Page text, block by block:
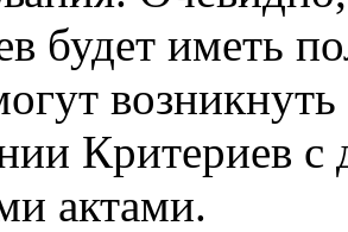
будет иметь
Критериев с
актами.